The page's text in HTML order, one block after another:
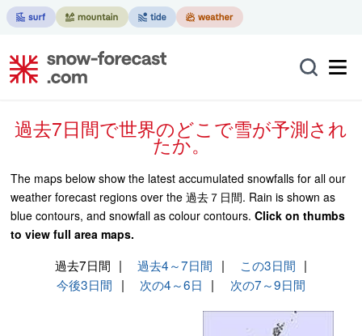
過去7日間で世界のどこで雪が予測され
たか。
The maps below show the latest accumulated snowfalls for all our
weather forecast regions over the 過去７日間. Rain is shown as
blue contours, and snowfall as colour contours. Click on thumbs
to view full area maps.
過去7日間 過去4～7日間
この3日間
今後3日間
次の4～6日 次の7～9日間